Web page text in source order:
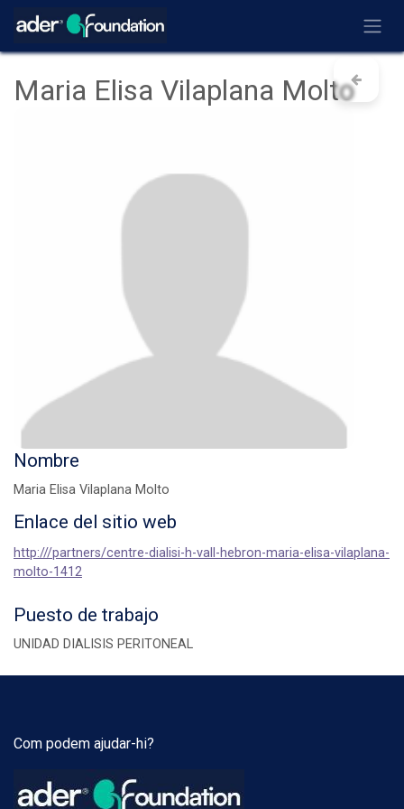
Ir al contenido
Maria Elisa Vilaplana Molto
Nombre
Maria Elisa Vilaplana Molto
Enlace del sitio web
http:///partners/centre-dialisi-h-vall-hebron-maria-elisa-vilaplana-
molto-1412
Puesto de trabajo
UNIDAD DIALISIS PERITONEAL
Com podem ajudar-hi?